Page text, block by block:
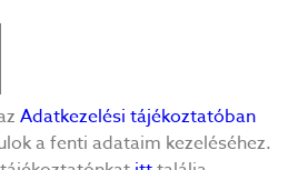
Adatkezelési tájékoztatóban
a fenti adataim kezeléséhez.